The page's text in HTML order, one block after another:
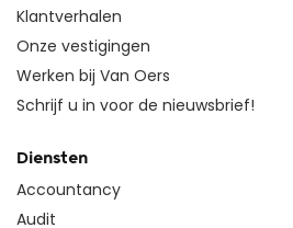
Klantverhalen
Onze vestigingen
Werken bij Van Oers
Schrijf u in voor de nieuwsbrief!
Diensten
Accountancy
Audit